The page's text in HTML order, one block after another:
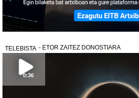
TELEBISTA - ETOR ZAITEZ DONOSTIARA
0:36